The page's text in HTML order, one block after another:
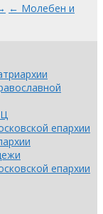
← Молебен и
епархии
епархии